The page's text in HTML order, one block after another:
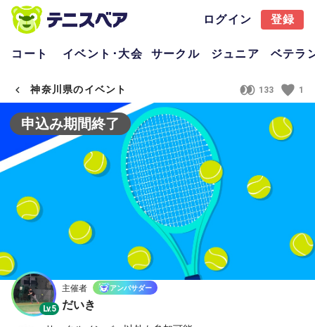
ログイン 登録
コート イベント･大会 サークル ジュニア ベテラ
神奈川県のイベント 133 1
申込み期間終了
Lv.5
主催者 アンバサダー
だいき